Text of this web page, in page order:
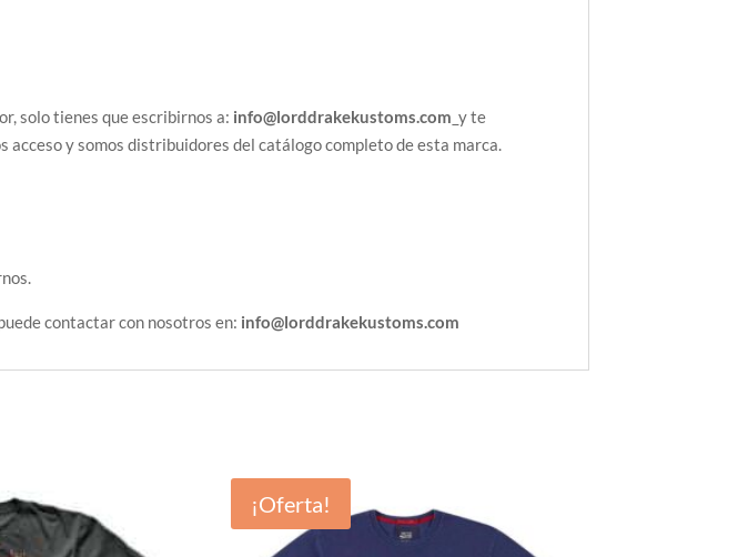
solo tienes que escribirnos a: info@lorddrakekustoms.com y te
y somos distribuidores del catálogo completo de esta marca.
contactar con nosotros en: info@lorddrakekustoms.com
¡Oferta!